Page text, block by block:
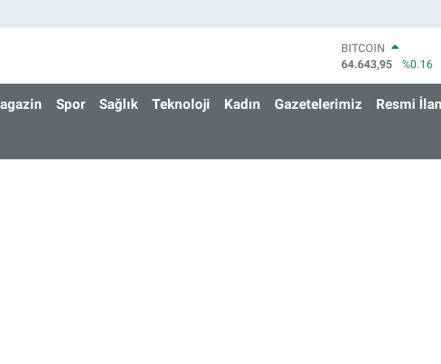
BITCOIN
64.643,95
%0.16
47,6704
EURO
64,2143
%0
Spor Sağlık Teknoloji Kadın Gazetelerimiz Resmi